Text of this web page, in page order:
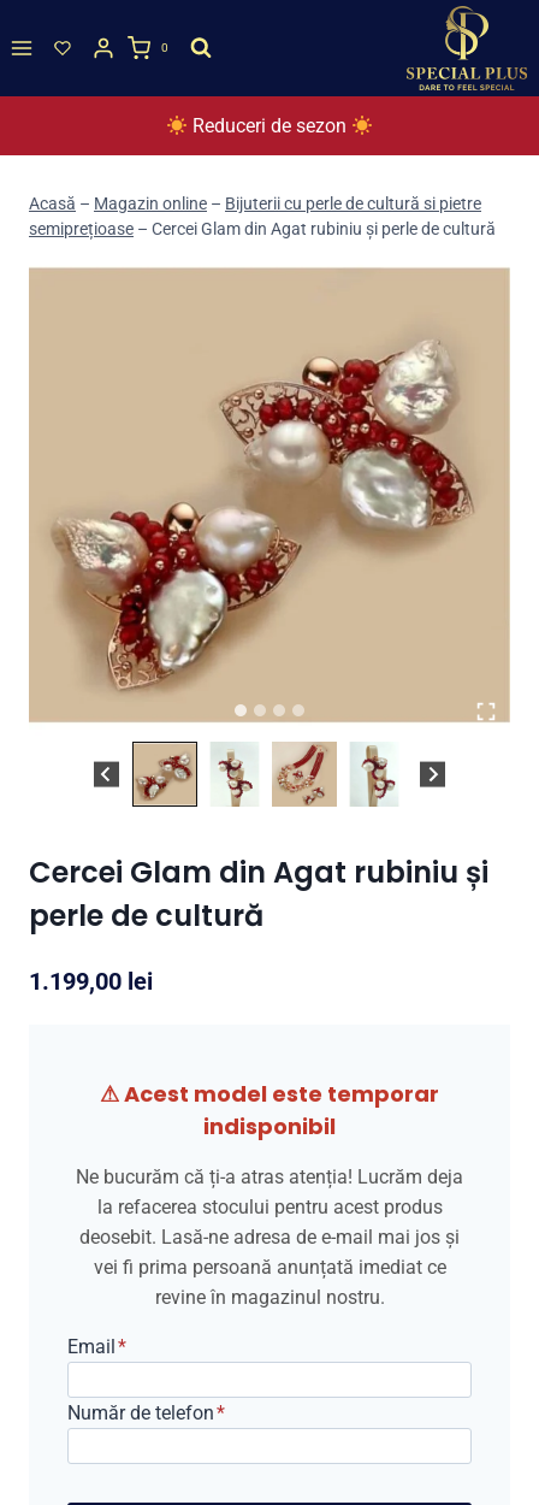
to
0
Reduceri de sezon
Acasă – Magazin online – Bijuterii cu perle de cultură si pietre
semiprețioase – Cercei Glam din Agat rubiniu și perle de cultură
Cercei Glam din Agat rubiniu și
perle de cultură
1.199,00 lei
⚠ Acest model este temporar
indisponibil
Ne bucurăm că ți-a atras atenția! Lucrăm deja
la refacerea stocului pentru acest produs
deosebit. Lasă-ne adresa de e-mail mai jos și
vei fi prima persoană anunțată imediat ce
revine în magazinul nostru.
Email*
Număr de telefon*